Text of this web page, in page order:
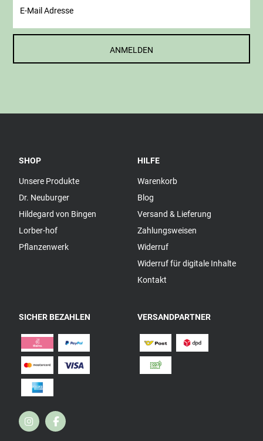
ANMELDEN
SHOP
Unsere Produkte
Dr. Neuburger
Hildegard von Bingen
Lorber-hof
Pflanzenwerk
HILFE
Warenkorb
Blog
Versand & Lieferung
Zahlungsweisen
Widerruf
Widerruf für digitale Inhalte
Kontakt
SICHER BEZAHLEN VERSANDPARTNER